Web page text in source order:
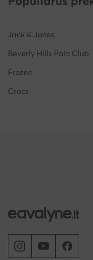
Moteriški laikrodžiai
Jack & Jones
Beverly Hills Polo Club
Frozen
Crocs